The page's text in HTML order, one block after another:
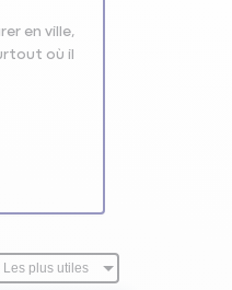
en ville,
où il